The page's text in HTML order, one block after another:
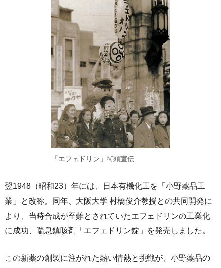
「エフェドリン」街頭宣伝
翌1948（昭和23）年には、日本有機化工を「小野薬品工
業」と改称。同年、大阪大学 村橋俊介教授との共同開発に
より、当時合成が至難とされていたエフェドリンの工業化
に成功、喘息鎮咳剤「エフェドリン錠」を発売しました。
この新薬の創製に注がれた熱い情熱と挑戦が、小野薬品の